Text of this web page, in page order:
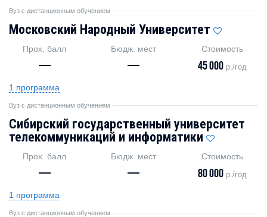
Вуз с дистанционным обучением
Московский Народный Университет
Прох. балл
—
Бюдж. мест
—
Стоимость
45 000 р./год
1 программа
Вуз с дистанционным обучением
Сибирский государственный университет
телекоммуникаций и информатики
Прох. балл
—
Бюдж. мест
—
Стоимость
80 000 р./год
1 программа
Вуз с дистанционным обучением